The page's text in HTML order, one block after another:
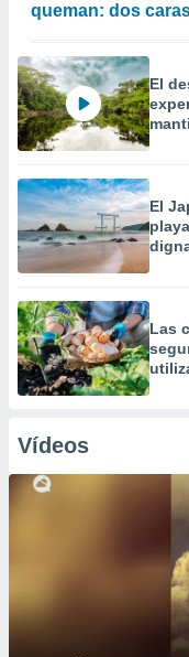
queman: dos
El
El
Las
Vídeos